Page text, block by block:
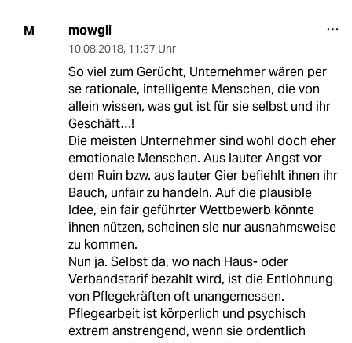
M mowgli
10.08.2018, 11:37 Uhr
So viel zum Gerücht, Unternehmer wären per
se rationale, intelligente Menschen, die von
allein wissen, was gut ist für sie selbst und ihr
Geschäft…!
Die meisten Unternehmer sind wohl doch eher
emotionale Menschen. Aus lauter Angst vor
dem Ruin bzw. aus lauter Gier befiehlt ihnen ihr
Bauch, unfair zu handeln. Auf die plausible
Idee, ein fair geführter Wettbewerb könnte
ihnen nützen, scheinen sie nur ausnahmsweise
zu kommen.
Nun ja. Selbst da, wo nach Haus- oder
Verbandstarif bezahlt wird, ist die Entlohnung
von Pflegekräften oft unangemessen.
Pflegearbeit ist körperlich und psychisch
extrem anstrengend, wenn sie ordentlich